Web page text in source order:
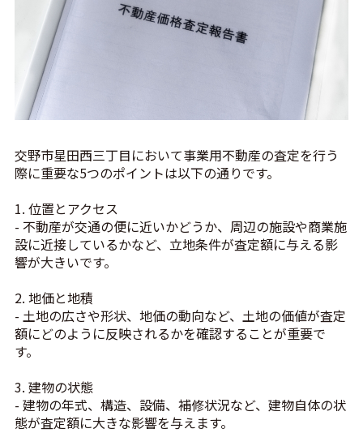
交野市星田西三丁目において事業用不動産の査定を行う
際に重要な5つのポイントは以下の通りです。
1. 位置とアクセス
- 不動産が交通の便に近いかどうか、周辺の施設や商業施
設に近接しているかなど、立地条件が査定額に与える影
響が大きいです。
2. 地価と地積
- 土地の広さや形状、地価の動向など、土地の価値が査定
額にどのように反映されるかを確認することが重要で
す。
3. 建物の状態
- 建物の年式、構造、設備、補修状況など、建物自体の状
態が査定額に大きな影響を与えます。